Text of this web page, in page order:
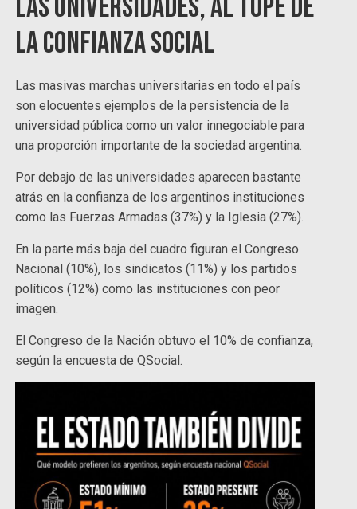
Las universidades, al tope de
la confianza social
Las masivas marchas universitarias en todo el país
son elocuentes ejemplos de la persistencia de la
universidad pública como un valor innegociable para
una proporción importante de la sociedad argentina.
Por debajo de las universidades aparecen bastante
atrás en la confianza de los argentinos instituciones
como las Fuerzas Armadas (37%) y la Iglesia (27%).
En la parte más baja del cuadro figuran el Congreso
Nacional (10%), los sindicatos (11%) y los partidos
políticos (12%) como las instituciones con peor
imagen.
El Congreso de la Nación obtuvo el 10% de confianza,
según la encuesta de QSocial.